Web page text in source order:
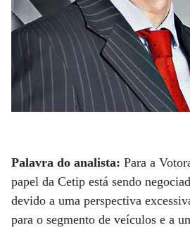
Palavra do analista: Para a
papel da Cetip está sendo
devido a uma perspectiva
para o segmento de veículos e a